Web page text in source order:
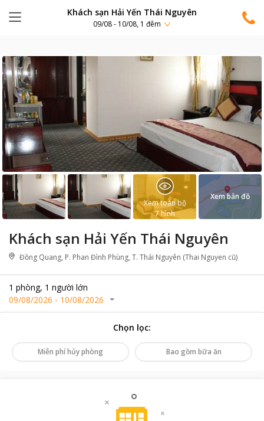
Khách sạn Hải Yến Thái Nguyên
09/08 - 10/08, 1 đêm
Khách sạn Hải Yến Thái Nguyên
Đồng Quang, P. Phan Đình Phùng, T. Thái Nguyên (Thai Nguyen cũ)
1 phòng, 1 người lớn
09/08/2026 - 10/08/2026
Xem toàn bộ
7 hình
Xem bản đồ
Chọn lọc:
Miễn phí hủy phòng Bao gồm bữa ăn